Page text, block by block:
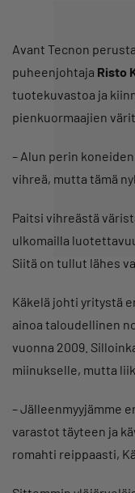
Avant Tecnon
puheenjohtaja Risto
tuotekuvastoa ja
pienkuormaajien
– Alun perin
vihreä, mutta tämä
Paitsi vihreästä
ulkomailla
Siitä on tullut lähes
Käkelä johti yritystä
ainoa taloudellinen
vuonna 2009.
miinukselle, mutta
– Jälleenmyyjämme
varastot täyteen ja
romahti reippaasti,